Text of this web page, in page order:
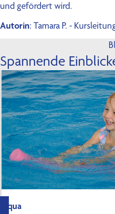
und gefördert wird.
Autorin: Tamara P. -
Spannende
Aqua